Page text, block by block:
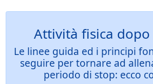
Attività fisica
Le linee guida ed i principi
seguire per tornare ad
periodo di stop: ecco